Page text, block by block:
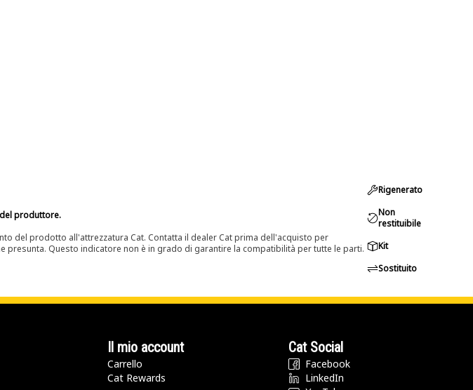
produttore.
del prodotto all'attrezzatura Cat. Contatta il dealer Cat prima dell'acquisto per
presunta. Questo indicatore non è in grado di garantire la compatibilità per tutte le parti.
Rigenerato
Non
restituibile
Kit
Sostituito
Il mio account
Carrello
Cat Rewards
Cat Social
Facebook
LinkedIn